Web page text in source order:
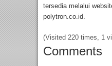
tersedia melalui
polytron.co.id.
(Visited 220 times, 1
Comments